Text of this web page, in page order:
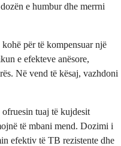
e humbur dhe merrni
për të kompensuar një
e efekteve anësore,
Në vend të kësaj, vazhdoni
tuaj të kujdesit
të mbani mend. Dozimi i
efektiv të TB rezistente dhe